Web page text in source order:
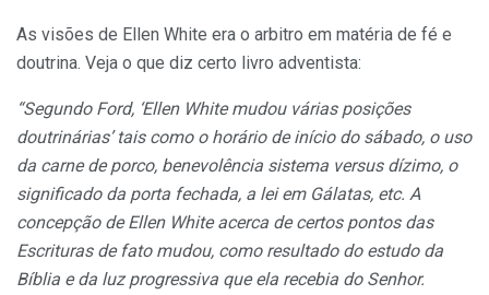
As visões de Ellen White era o arbitro em matéria de fé e
doutrina. Veja o que diz certo livro adventista:
“Segundo Ford, ‘Ellen White mudou várias posições
doutrinárias’ tais como o horário de início do sábado, o uso
da carne de porco, benevolência sistema versus dízimo, o
significado da porta fechada, a lei em Gálatas, etc. A
concepção de Ellen White acerca de certos pontos das
Escrituras de fato mudou, como resultado do estudo da
Bíblia e da luz progressiva que ela recebia do Senhor.